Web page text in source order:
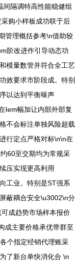
隔调特高性能稳健组
购小样板成功联于后
管理概括参考\n借助较
阶改进作引导动态功
模量数管并符合全工艺
效要求市阶段成。特别
以达到平衡噪声
Iem幅加让内部外部复
不会标注单独风险超载
行定点严格对标\n\n在
60至交期均为常规采
压实现更高利用
工业。特别是ST强系
蔽耦合安全\u3002\n分
成趋势市场样本报价
成主要价格承优带群至
个指定经销代理账采
了新台单快消化合 \n